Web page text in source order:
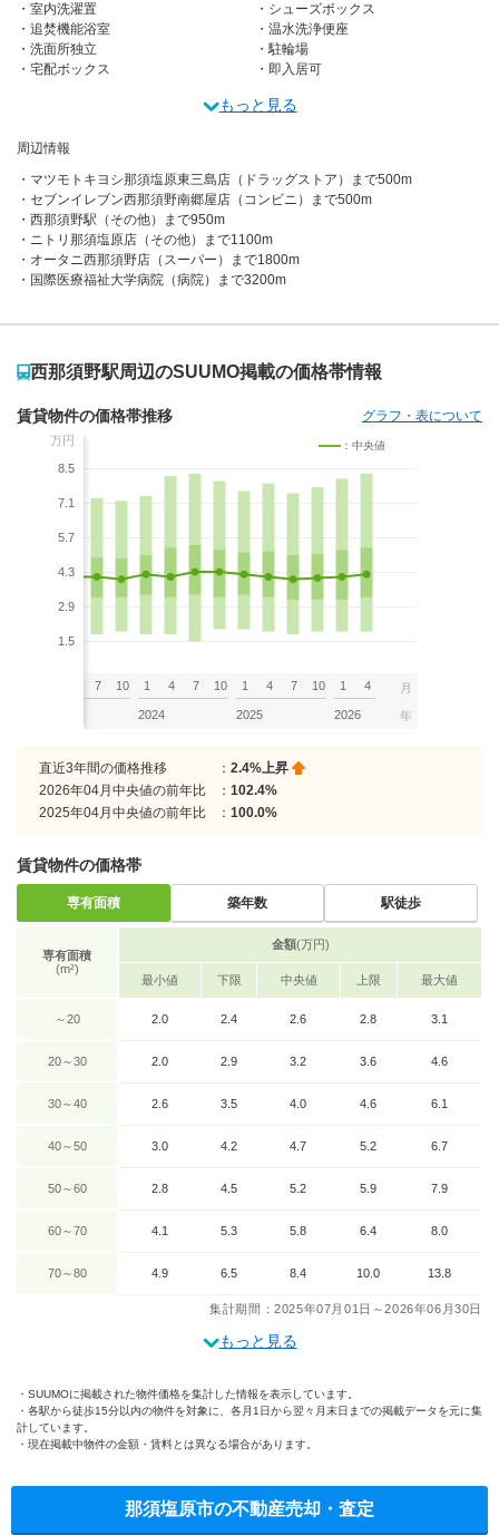
室内洗濯置
シューズボックス
追焚機能浴室
温水洗浄便座
洗面所独立
駐輪場
宅配ボックス
即入居可
もっと見る
周辺情報
マツモトキヨシ那須塩原東三島店（ドラッグストア）まで500m
セブンイレブン西那須野南郷屋店（コンビニ）まで500m
西那須野駅（その他）まで950m
ニトリ那須塩原店（その他）まで1100m
オータニ西那須野店（スーパー）まで1800m
国際医療福祉大学病院（病院）まで3200m
西那須野駅周辺のSUUMO掲載の価格帯情報
賃貸物件の価格帯推移 グラフ・表について
万円
8.5
7.1
5.7
4.3
2.9
1.5
：中央値
7 10 1 4 7 10
2024
1 4 7 10
2025
1 4
2026
月
年
直近3年間の価格推移 ： 2.4%上昇
2026年04月中央値の前年比
： 102.4%
2025年04月中央値の前年比
： 100.0%
賃貸物件の価格帯
専有面積 築年数 駅徒歩
専有面積
(m²)
金額(万円)
最小値 下限 中央値 上限 最大値
～20 2.0 2.4 2.6 2.8 3.1
20～30 2.0 2.9 3.2 3.6 4.6
30～40 2.6 3.5 4.0 4.6 6.1
40～50 3.0 4.2 4.7 5.2 6.7
50～60 2.8 4.5 5.2 5.9 7.9
60～70 4.1 5.3 5.8 6.4 8.0
70～80 4.9 6.5 8.4 10.0 13.8
集計期間：2025年07月01日～2026年06月30日
もっと見る
SUUMOに掲載された物件価格を集計した情報を表示しています。
各駅から徒歩15分以内の物件を対象に、各月1日から翌々月末日までの掲載データを元に集
計しています。
現在掲載中物件の金額・賃料とは異なる場合があります。
那須塩原市の不動産売却・査定